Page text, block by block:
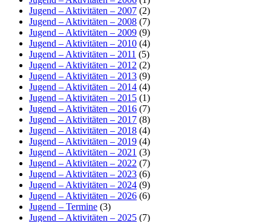
Jugend – Aktivitäten – 2007 (2)
Jugend – Aktivitäten – 2008 (7)
Jugend – Aktivitäten – 2009 (9)
Jugend – Aktivitäten – 2010 (4)
Jugend – Aktivitäten – 2011 (5)
Jugend – Aktivitäten – 2012 (2)
Jugend – Aktivitäten – 2013 (9)
Jugend – Aktivitäten – 2014 (4)
Jugend – Aktivitäten – 2015 (1)
Jugend – Aktivitäten – 2016 (7)
Jugend – Aktivitäten – 2017 (8)
Jugend – Aktivitäten – 2018 (4)
Jugend – Aktivitäten – 2019 (4)
Jugend – Aktivitäten – 2021 (3)
Jugend – Aktivitäten – 2022 (7)
Jugend – Aktivitäten – 2023 (6)
Jugend – Aktivitäten – 2024 (9)
Jugend – Aktivitäten – 2026 (6)
Jugend – Termine (3)
Jugend – Aktivitäten – 2025 (7)